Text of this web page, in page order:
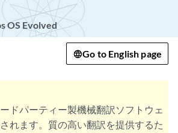
OS Evolved
Go to English page
ドパーティー製機械翻訳ソフトウェ
れます。質の高い翻訳を提供するた